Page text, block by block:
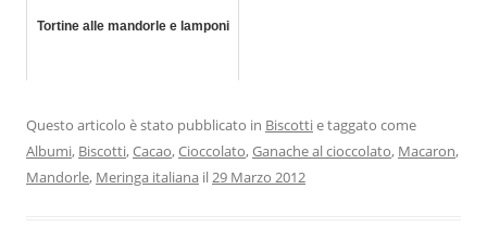
Tortine alle mandorle e lamponi
Questo articolo è stato pubblicato in Biscottie taggato come
Albumi, Biscotti,Cacao,Cioccolato,Ganache al cioccolato, Macaron,
Mandorle, Meringa italiana il29 Marzo 2012